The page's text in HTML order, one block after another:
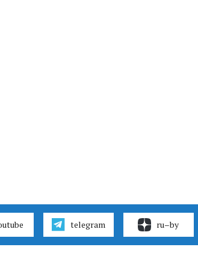
telegram ru–by